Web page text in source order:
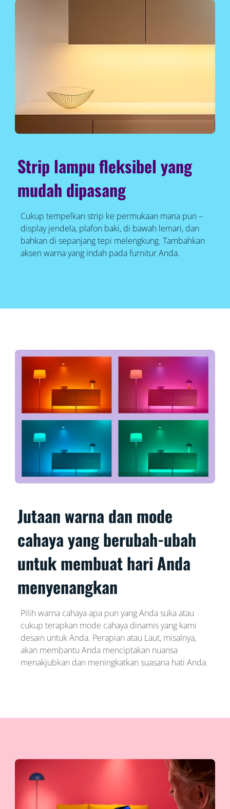
Strip lampu fleksibel yang
mudah dipasang
Cukup tempelkan strip ke permukaan mana pun –
display jendela, plafon baki, di bawah lemari, dan
bahkan di sepanjang tepi melengkung. Tambahkan
aksen warna yang indah pada furnitur Anda.
Jutaan warna dan mode
cahaya yang berubah-ubah
untuk membuat hari Anda
menyenangkan
Pilih warna cahaya apa pun yang Anda suka atau
cukup terapkan mode cahaya dinamis yang kami
desain untuk Anda. Perapian atau Laut, misalnya,
akan membantu Anda menciptakan nuansa
menakjubkan dan meningkatkan suasana hati Anda.